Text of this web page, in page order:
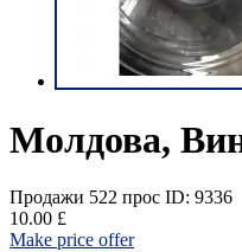
Молдова,
Продажи 522 прос ID: 9336
10.00 £
Make price offer